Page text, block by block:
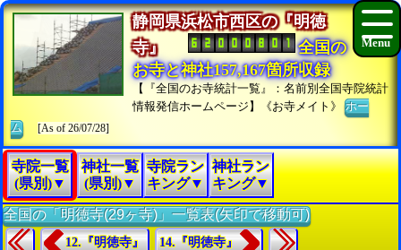
静岡県浜松市西区の『明徳
寺』
全国の
お寺と神社157,167箇所収録
【『全国のお寺統計一覧』：名前別全国寺院統計
情報発信ホームページ】《お寺メイト》ホー
ム
[As of 26/07/28]
寺院一覧
(県別)▼
神社一覧
(県別)▼
寺院ラン
キング▼
神社ラン
キング▼
全国の「明徳寺(29ヶ寺)」一覧表(矢印で移動可)
12.『明徳寺』 14.『明徳寺』